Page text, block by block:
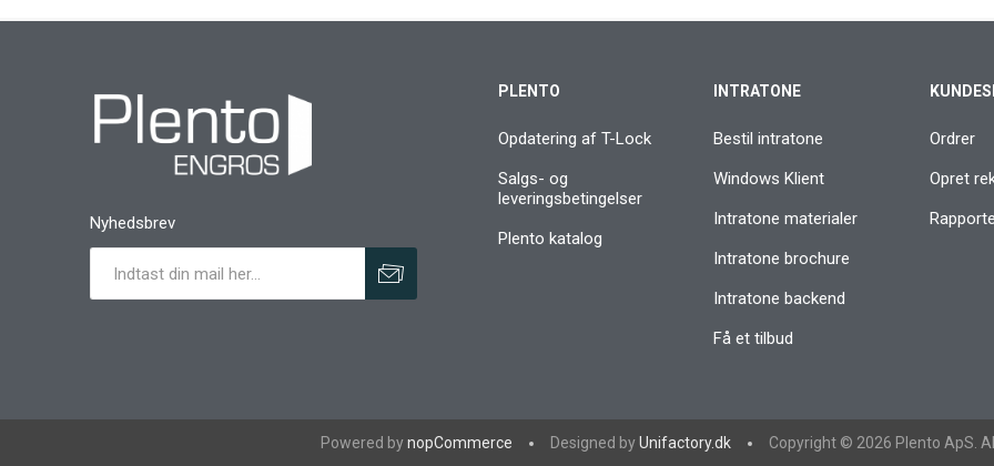
Nyhedsbrev
PLENTO
Opdatering af T-Lock
Salgs- og
leveringsbetingelser
Plento katalog
INTRATONE
Bestil intratone
Windows Klient
Intratone materialer
Intratone brochure
Intratone backend
Få et tilbud
Ordrer
Opret
Powered bynopCommerce Designed byUnifactory.dk Copyright © 2026 Plento ApS.